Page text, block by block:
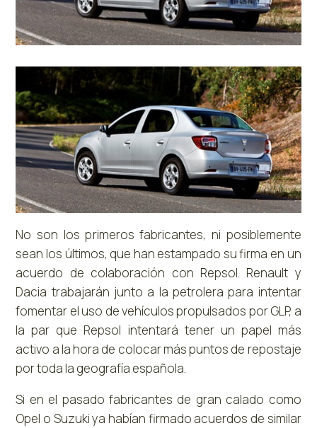
No son los primeros fabricantes, ni posiblemente
sean los últimos, que han estampado su firma en un
acuerdo de colaboración con Repsol. Renault y
Dacia trabajarán junto a la petrolera para intentar
fomentar el uso de vehículos propulsados por GLP, a
la par que Repsol intentará tener un papel más
activo a la hora de colocar más puntos de repostaje
por toda la geografía española.
Si en el pasado fabricantes de gran calado como
Opel o Suzuki ya habían firmado acuerdos de similar